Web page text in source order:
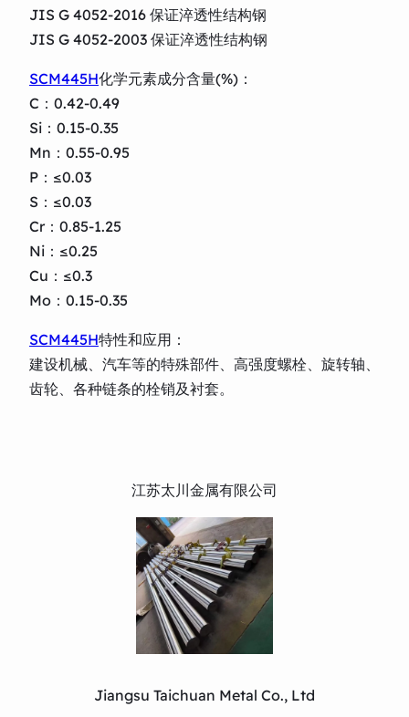
JIS G 4052-2016 保证淬透性结构钢
JIS G 4052-2003 保证淬透性结构钢
SCM445H化学元素成分含量(%)：
C：0.42-0.49
Si：0.15-0.35
Mn：0.55-0.95
P：≤0.03
S：≤0.03
Cr：0.85-1.25
Ni：≤0.25
Cu：≤0.3
Mo：0.15-0.35
SCM445H特性和应用：
建设机械、汽车等的特殊部件、高强度螺栓、旋转轴、
齿轮、各种链条的栓销及衬套。
江苏太川金属有限公司
Jiangsu Taichuan Metal Co., Ltd